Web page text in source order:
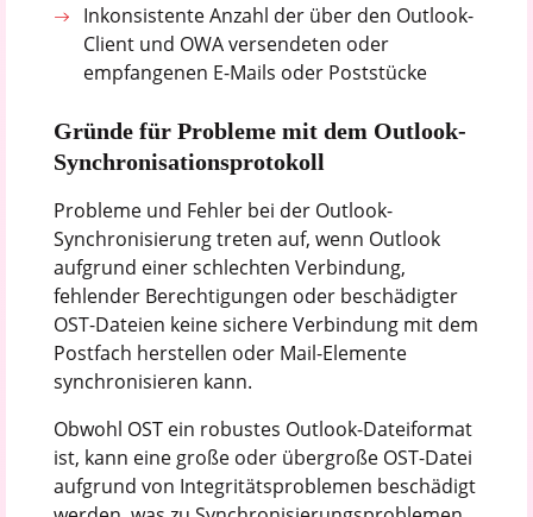
Inkonsistente Anzahl der über den Outlook-
Client und OWA versendeten oder
empfangenen E-Mails oder Poststücke
Gründe für Probleme mit dem Outlook-
Synchronisationsprotokoll
Probleme und Fehler bei der Outlook-
Synchronisierung treten auf, wenn Outlook
aufgrund einer schlechten Verbindung,
fehlender Berechtigungen oder beschädigter
OST-Dateien keine sichere Verbindung mit dem
Postfach herstellen oder Mail-Elemente
synchronisieren kann.
Obwohl OST ein robustes Outlook-Dateiformat
ist, kann eine große oder übergroße OST-Datei
aufgrund von Integritätsproblemen beschädigt